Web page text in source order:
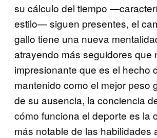
su cálculo del tiempo
estilo— siguen presentes, el
gallo tiene una nueva
atrayendo más seguidores que
impresionante que es el hecho
mantenido como el mejor peso
de su ausencia, la conciencia
cómo funciona el deporte es la
más notable de las habilidades